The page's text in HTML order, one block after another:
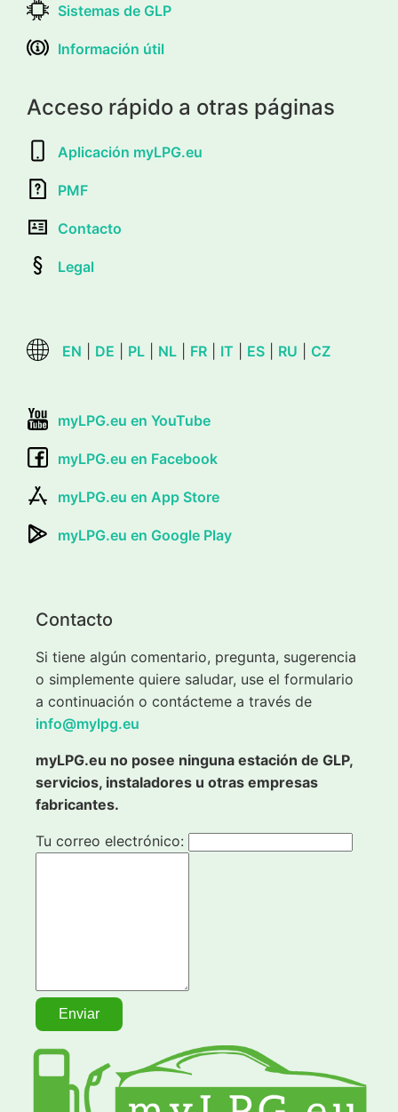
Sistemas de GLP
Información útil
Acceso rápido a otras páginas
Aplicación myLPG.eu
PMF
Contacto
Legal
EN DE PL NL FR IT ES RU CZ
myLPG.eu en YouTube
myLPG.eu en Facebook
myLPG.eu en App Store
myLPG.eu en Google Play
Contacto
Si tiene algún comentario, pregunta, sugerencia
o simplemente quiere saludar, use el formulario
a continuación o contácteme a través de
info@mylpg.eu
myLPG.eu no posee ninguna estación de GLP,
servicios, instaladores u otras empresas
fabricantes.
Tu correo electrónico: